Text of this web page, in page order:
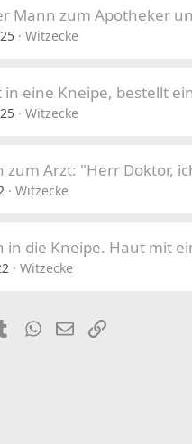
Mann zum Apotheker
Witzecke
eine Kneipe, bestellt ein
Witzecke
Arzt: "Herr Doktor,
Witzecke
in die Kneipe. Haut mit
Witzecke
TumblrWhatsApp
EmailLink